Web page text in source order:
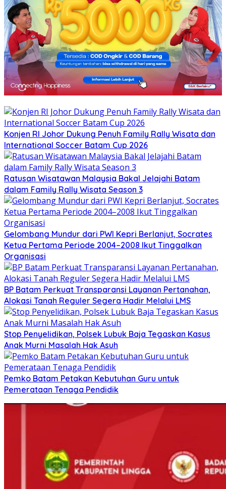
Konjen RI Johor Dukung Penuh Family Rally Wisata dan
International Soccer Batam Cup 2026
Ratusan Wisatawan Malaysia Bakal Jelajahi Batam
dalam Family Rally Wisata Season 3
Gelombang Mundur dari PWI Kepri Berlanjut, Socrates
Ketua Pertama Periode 2004–2008 Ikut Tinggalkan
Organisasi
BP Batam Perkuat Transparansi Layanan Pertanahan,
Alokasi Tanah Reguler Segera Hadir Melalui LMS
Stop Penyelidikan, Polsek Lubuk Baja Tegaskan Kasus
Anak Murni Masalah Hak Asuh
Pemko Batam Petakan Kebutuhan Guru untuk
Pemerataan Tenaga Pendidik